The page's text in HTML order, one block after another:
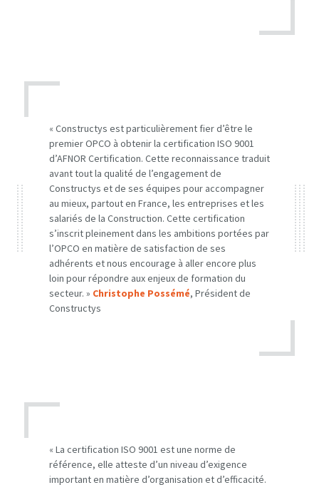
« Constructys est particulièrement fier d’être le
premier OPCO à obtenir la certification ISO 9001
d’AFNOR Certification. Cette reconnaissance traduit
avant tout la qualité de l’engagement de
Constructys et de ses équipes pour accompagner
au mieux, partout en France, les entreprises et les
salariés de la Construction. Cette certification
s’inscrit pleinement dans les ambitions portées par
l’OPCO en matière de satisfaction de ses
adhérents et nous encourage à aller encore plus
loin pour répondre aux enjeux de formation du
secteur. » Christophe Possémé, Président de
Constructys
« La certification ISO 9001 est une norme de
référence, elle atteste d’un niveau d’exigence
important en matière d’organisation et d’efficacité.